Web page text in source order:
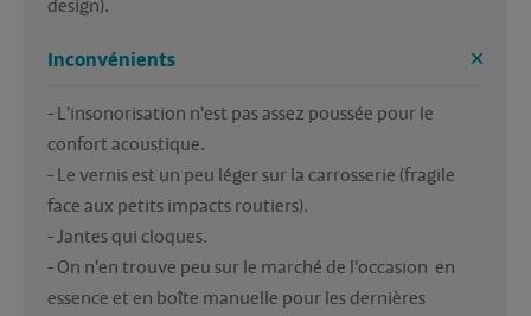
Inconvénients
- L'insonorisation n'est pas assez poussée pour le
confort acoustique.
- Le vernis est un peu léger sur la carrosserie (fragile
face aux petits impacts routiers).
- Jantes qui cloques.
- On n'en trouve peu sur le marché de l'occasion  en
essence et en boîte manuelle pour les dernières